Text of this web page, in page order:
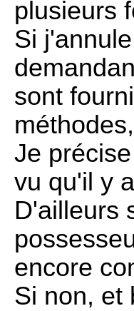
plusieurs
Si
sont
Je
vu qu'il y
D'ailleurs
encore
Si non, et